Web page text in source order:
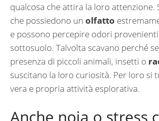
qualcosa che attira la loro attenzione.
che possiedono un olfatto
e possono percepire odori
sottosuolo. Talvolta scavano perché
presenza di piccoli animali, insetti o
suscitano la loro curiosità. Per loro si
vera e propria attività esplorativa.
Anche noia o stress